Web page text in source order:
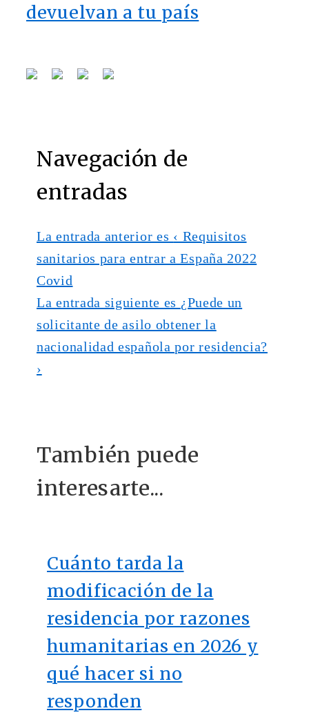
devuelvan a tu país
Navegación de
entradas
La entrada anterior es ‹ Requisitos
sanitarios para entrar a España 2022
Covid
La entrada siguiente es ¿Puede un
solicitante de asilo obtener la
nacionalidad española por residencia?
›
También puede
interesarte...
Cuánto tarda la
modificación de la
residencia por razones
humanitarias en 2026 y
qué hacer si no
responden